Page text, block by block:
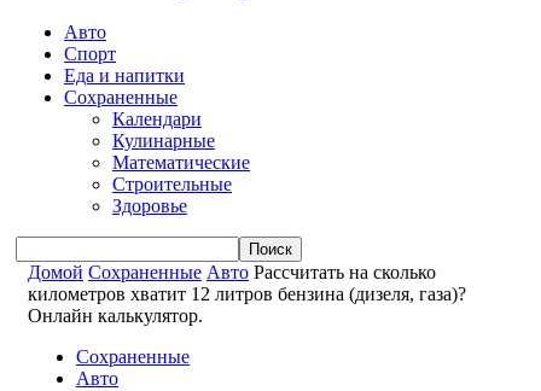
Авто
Спорт
Еда и напитки
Сохраненные
Календари
Кулинарные
Математические
Строительные
Здоровье
Домой Сохраненные Авто Рассчитать на сколько
километров хватит 12 литров бензина (дизеля, газа)?
Онлайн калькулятор.
Сохраненные
Авто